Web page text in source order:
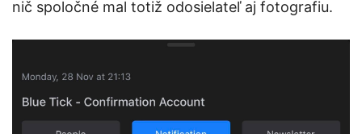
nič spoločné mal totiž odosielateľ aj fotografiu.